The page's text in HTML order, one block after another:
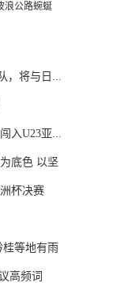
浪公路蜿蜒
，将与日...
入U23亚...
底色 以坚
杯决赛
等地有雨
高频词